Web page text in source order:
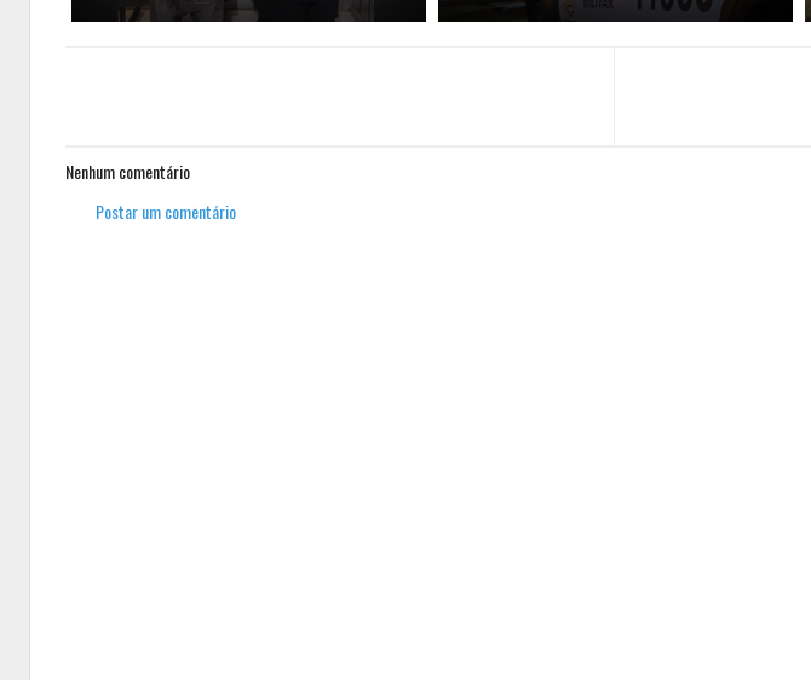
Nenhum comentário
Postar um comentário